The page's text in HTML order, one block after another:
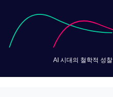
AI 시대의 철학적 성찰